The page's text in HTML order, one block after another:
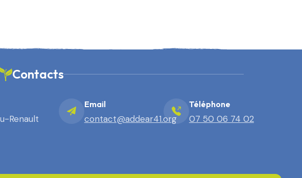
Contacts
Renault
Email
contact@addear41.org
Téléphone
07 50 06 74 02